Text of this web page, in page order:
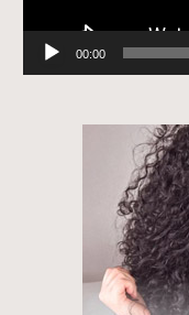
00:00